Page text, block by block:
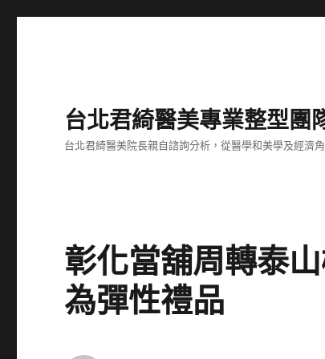
台北君綺醫美專業整型團
台北君綺醫美院長親自諮詢分析，從醫學和美學及經濟
彰化當舖周轉泰
為彈性禮品